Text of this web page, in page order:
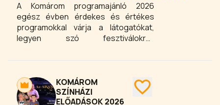
A Komárom programajánló 2026
egész évben érdekes és értékes
programokkal várja a látogatókat,
legyen szó fesztiválokról,
eseményekről. A városban színházi
foglalkozások és számos szabadidős
program kínál tartalmas
kikapcsolódást minden korosztály
KOMÁROM
SZÍNHÁZI
ELŐADÁSOK 2026